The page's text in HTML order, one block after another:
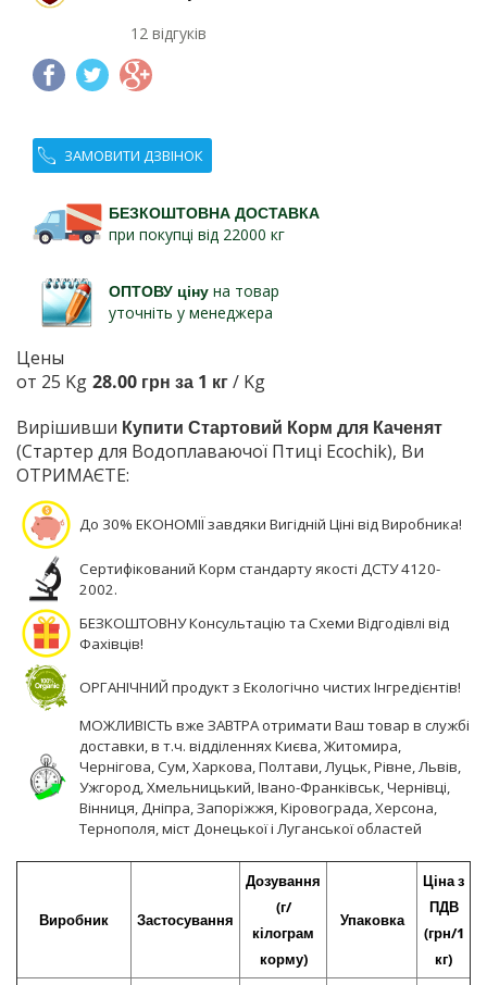
12 відгуків
ЗАМОВИТИ ДЗВІНОК
БЕЗКОШТОВНА ДОСТАВКА
при покупці від 22000 кг
ОПТОВУ ціну на товар
уточніть у менеджера
Цены
от 25 Kg 28.00 грн за 1 кг/ Kg
Вирішивши Купити Стартовий Корм для Каченят
(Стартер для Водоплаваючої Птиці Ecochik), Ви
ОТРИМАЄТЕ:
До 30% ЕКОНОМІЇ завдяки Вигідній Ціні від Виробника!
Сертифікований Корм стандарту якості ДСТУ 4120-
2002.
БЕЗКОШТОВНУ Консультацію та Схеми Відгодівлі від
Фахівців!
ОРГАНІЧНИЙ продукт з Екологічно чистих Інгредієнтів!
МОЖЛИВІСТЬ вже ЗАВТРА отримати Ваш товар в службі
доставки, в т.ч. відділеннях Києва, Житомира,
Чернігова, Сум, Харкова, Полтави, Луцьк, Рівне, Львів,
Ужгород, Хмельницький, Івано-Франківськ, Чернівці,
Вінниця, Дніпра, Запоріжжя, Кіровограда, Херсона,
Тернополя, міст Донецької і Луганської областей
Виробник Застосування
Дозування
(г/
кілограм
корму)
Упаковка
Ціна з
ПДВ
(грн/1
кг)